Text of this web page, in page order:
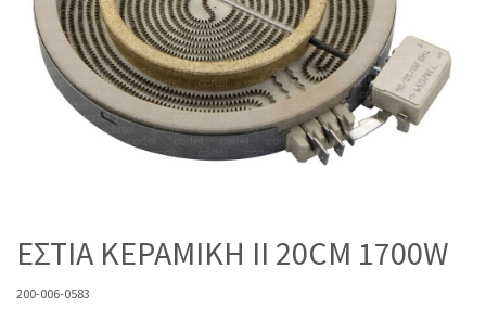
ΕΣΤΙΑ KEPAMΙΚΗ II 20CM 1700W
200-006-0583